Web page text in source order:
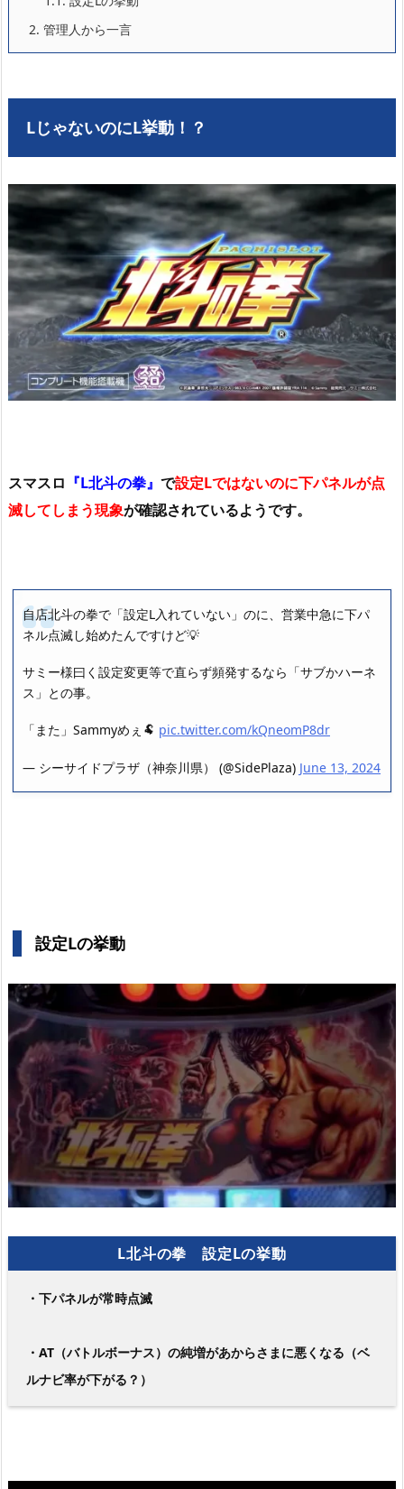
2. 管理人から一言
LじゃないのにL挙動！？
スマスロ 『L北斗の拳』 で設定Lではないのに下パネルが点
滅してしまう現象が確認されているようです。
自店北斗の拳で「設定L入れていない」のに、営業中急に下パ
ネル点滅し始めたんですけど💡
サミー様曰く設定変更等で直らず頻発するなら「サブかハーネ
ス」との事。
「また」Sammyめぇ🐏 pic.twitter.com/kQneomP8dr
— シーサイドプラザ（神奈川県） (@SidePlaza) June 13, 2024
設定Lの挙動
L北斗の拳 設定Lの挙動
・下パネルが常時点滅
・AT（バトルボーナス）の純増があからさまに悪くなる（ベ
ルナビ率が下がる？）